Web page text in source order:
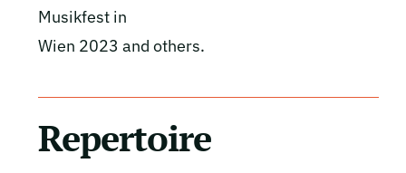
Musikfest in
Wien 2023 and others.
Repertoire